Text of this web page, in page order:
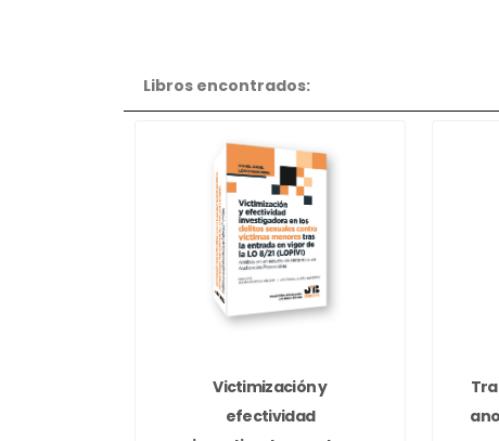
Libros encontrados:
Victimización y
efectividad